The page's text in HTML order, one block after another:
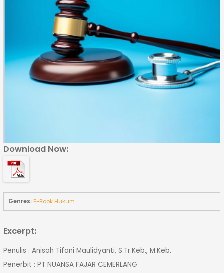
Download Now:
Genres:E-Book Hukum
Excerpt:
Penulis : Anisah Tifani Maulidyanti, S.Tr.Keb., M.Keb.
Penerbit : PT NUANSA FAJAR CEMERLANG